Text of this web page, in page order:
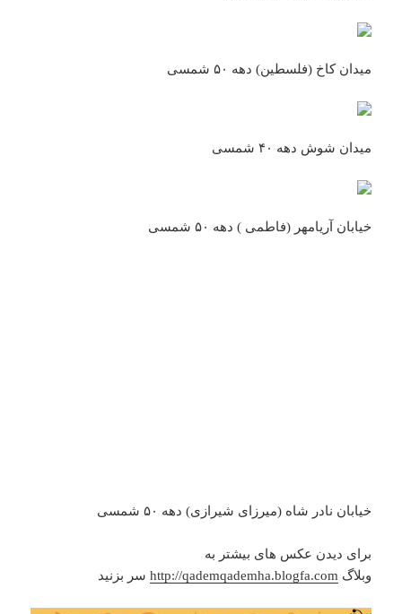
میدان کاخ (فلسطین) دهه ۵۰ شمسی
میدان شوش دهه ۴۰ شمسی
خیابان آریامهر (فاطمی ) دهه ۵۰ شمسی
خیابان نادر شاه (میرزای شیرازی) دهه ۵۰ شمسی
برای دیدن عکس های بیشتر به
وبلاگ http://qademqademha.blogfa.com سر بزنید